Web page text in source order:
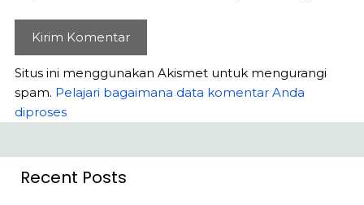
Situs ini menggunakan Akismet untuk mengurangi
spam. Pelajari bagaimana data komentar Anda
diproses
Recent Posts